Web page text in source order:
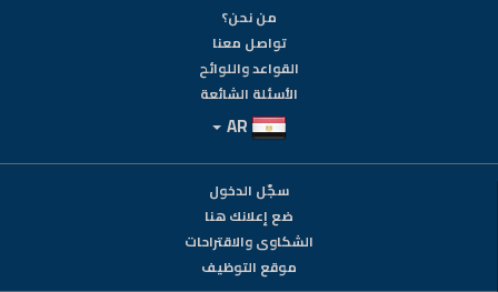
من نحن؟
تواصل معنا
القواعد واللوائح
الأسئلة الشائعة
سجّل الدخول
ضع إعلانك هنا
الشكاوى والاقتراحات
موقع التوظيف